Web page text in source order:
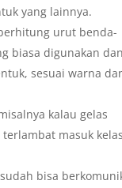
yang lainnya.
urut benda-
biasa digunakan dan
sesuai warna
kalau gelas
masuk kelas
bisa